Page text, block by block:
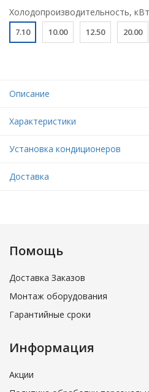
Холодопроизводительность, кВт
7.10 10.00 12.50 20.00
Описание
Характеристики
Установка кондиционеров
Доставка
Помощь
Доставка Заказов
Монтаж оборудования
Гарантийные сроки
Информация
Акции